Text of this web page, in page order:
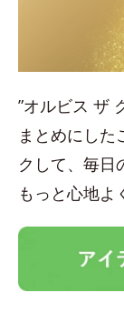
”オルビス ザ
まとめにした
クして、毎日
もっと心地よ